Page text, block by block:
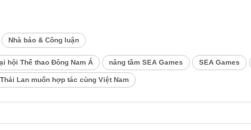
Nhà báo & Công luận
hội Thể thao Đông Nam Á nâng tầm SEA Games SEA Games
Lan muốn hợp tác cùng Việt Nam